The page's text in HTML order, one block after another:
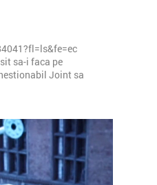
sa-i faca pe
Joint sa